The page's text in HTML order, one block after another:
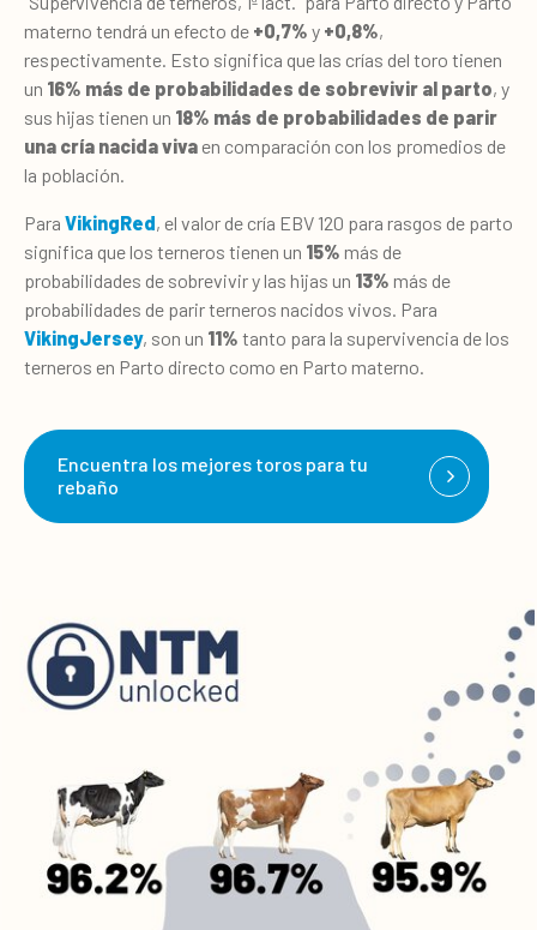
materno tendrá un efecto de +0,7% y +0,8%,
respectivamente. Esto significa que las crías del toro tienen
un 16% más de probabilidades de sobrevivir al parto, y
sus hijas tienen un 18% más de probabilidades de parir
una cría nacida viva en comparación con los promedios de
la población.
Para VikingRed, el valor de cría EBV 120 para rasgos de parto
significa que los terneros tienen un 15% más de
probabilidades de sobrevivir y las hijas un 13% más de
probabilidades de parir terneros nacidos vivos. Para
VikingJersey, son un 11% tanto para la supervivencia de los
terneros en Parto directo como en Parto materno.
Encuentra los mejores toros para tu
rebaño